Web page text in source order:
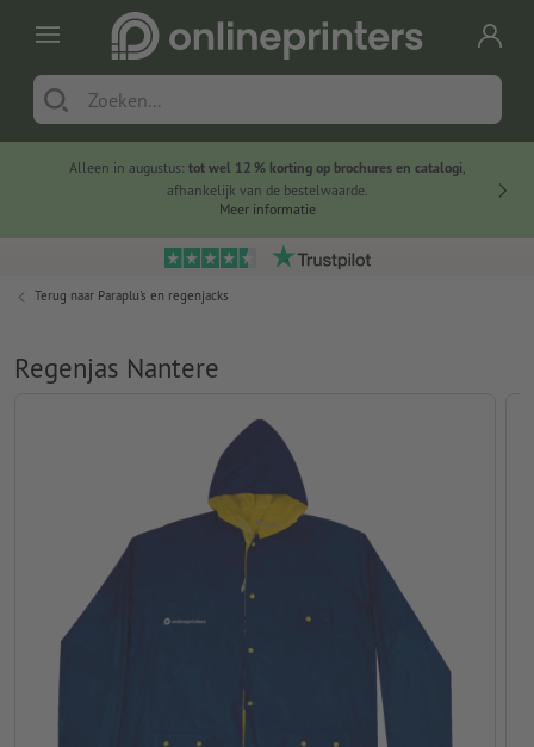
Alleen in augustus: tot wel 12 % korting op brochures en catalogi,
afhankelijk van de bestelwaarde.
Meer informatie
Terug naar Paraplu's en regenjacks
Regenjas Nantere